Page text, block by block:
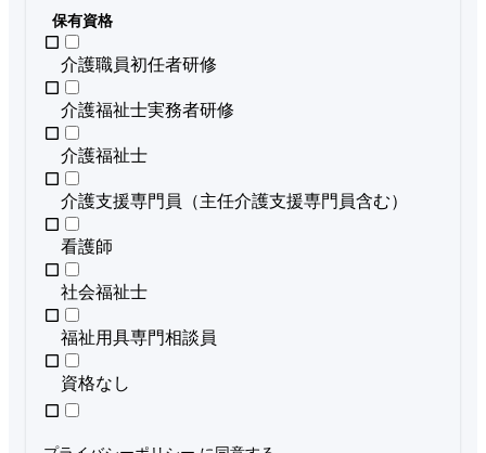
保有資格
介護職員初任者研修
介護福祉士実務者研修
介護福祉士
介護支援専門員（主任介護支援専門員含む）
看護師
社会福祉士
福祉用具専門相談員
資格なし